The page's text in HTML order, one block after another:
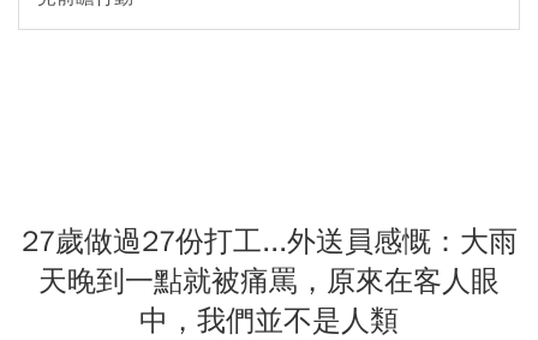
27歲做過27份打工...外送員感慨：大雨
天晚到一點就被痛罵，原來在客人眼
中，我們並不是人類